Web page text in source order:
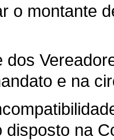
o montante
dos
e na
disposto na